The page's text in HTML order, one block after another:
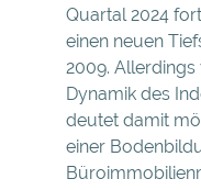
Quartal 2024
einen neuen
2009.
Dynamik des
deutet damit
einer